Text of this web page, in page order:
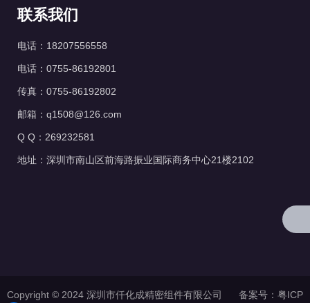
联系我们
电话：18207556558
电话：0755-86192801
传真：0755-86192802
邮箱：q1508@126.com
Q Q：269232581
地址：深圳市南山区前海路振业国际商务中心21楼2102
Copyright © 2024 深圳市仟化成精密组件有限公司 备案号： 粤ICP